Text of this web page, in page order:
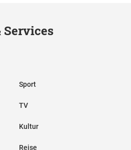
Services
Sport
TV
Kultur
Reise